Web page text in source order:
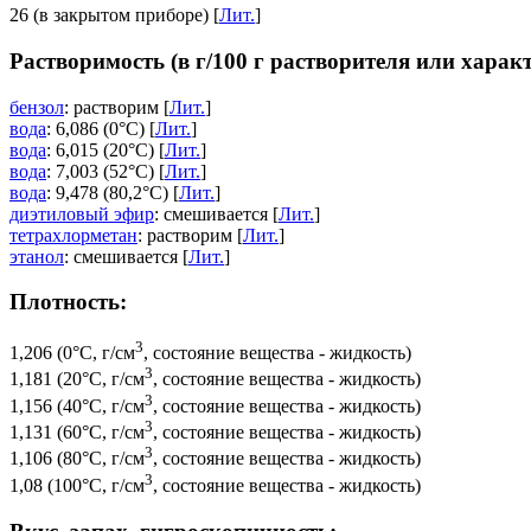
26 (в закрытом приборе) [Лит.]
Растворимость (в г/100 г растворителя или
бензол: растворим [Лит.]
вода: 6,086 (0°C) [Лит.]
вода: 6,015 (20°C) [Лит.]
вода: 7,003 (52°C) [Лит.]
вода: 9,478 (80,2°C) [Лит.]
диэтиловый эфир: смешивается [Лит.]
тетрахлорметан: растворим [Лит.]
этанол: смешивается [Лит.]
Плотность:
1,206 (0°C, г/см3, состояние вещества - жидкость)
1,181 (20°C, г/см3, состояние вещества - жидкость)
1,156 (40°C, г/см3, состояние вещества - жидкость)
1,131 (60°C, г/см3, состояние вещества - жидкость)
1,106 (80°C, г/см3, состояние вещества - жидкость)
1,08 (100°C, г/см3, состояние вещества - жидкость)